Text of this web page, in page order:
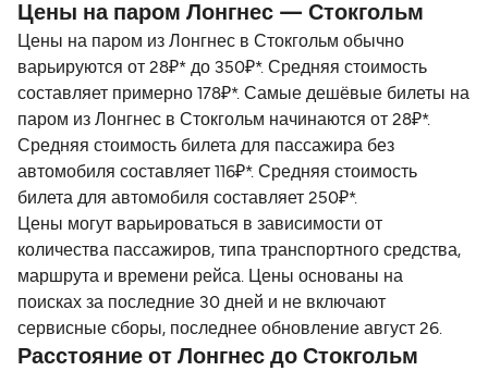
Цены на паром Лонгнес — Стокгольм
Цены на паром из Лонгнес в Стокгольм обычно
варьируются от 28₽* до 350₽*. Средняя стоимость
составляет примерно 178₽*. Самые дешёвые билеты на
паром из Лонгнес в Стокгольм начинаются от 28₽*.
Средняя стоимость билета для пассажира без
автомобиля составляет 116₽*. Средняя стоимость
билета для автомобиля составляет 250₽*.
Цены могут варьироваться в зависимости от
количества пассажиров, типа транспортного средства,
маршрута и времени рейса. Цены основаны на
поисках за последние 30 дней и не включают
сервисные сборы, последнее обновление август 26.
Расстояние от Лонгнес до Стокгольм